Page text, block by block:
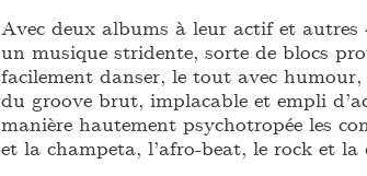
Avec deux albums à leur actif et
un musique stridente, sorte de blocs
facilement danser, le tout avec
du groove brut, implacable et empli
manière hautement psychotropée les
et la champeta, l’afro-beat, le rock et la